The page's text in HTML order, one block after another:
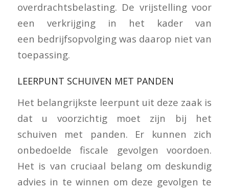
overdrachtsbelasting. De vrijstelling voor
een verkrijging in het kader van
een bedrijfsopvolging was daarop niet van
toepassing.
LEERPUNT SCHUIVEN MET PANDEN
Het belangrijkste leerpunt uit deze zaak is
dat u voorzichtig moet zijn bij het
schuiven met panden. Er kunnen zich
onbedoelde fiscale gevolgen voordoen.
Het is van cruciaal belang om deskundig
advies in te winnen om deze gevolgen te